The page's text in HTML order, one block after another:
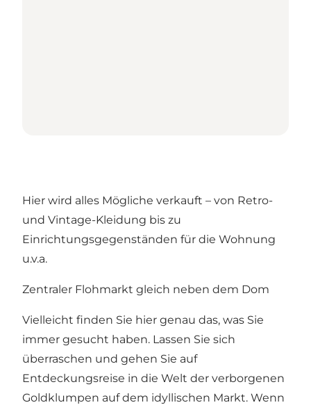
Hier wird alles Mögliche verkauft – von Retro-
und Vintage-Kleidung bis zu
Einrichtungsgegenständen für die Wohnung
u.v.a.
Zentraler Flohmarkt gleich neben dem Dom
Vielleicht finden Sie hier genau das, was Sie
immer gesucht haben. Lassen Sie sich
überraschen und gehen Sie auf
Entdeckungsreise in die Welt der verborgenen
Goldklumpen auf dem idyllischen Markt. Wenn